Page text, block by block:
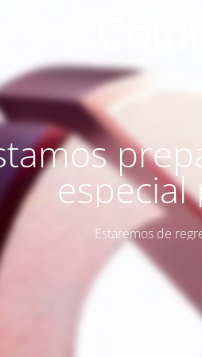
especial
Estaremos de